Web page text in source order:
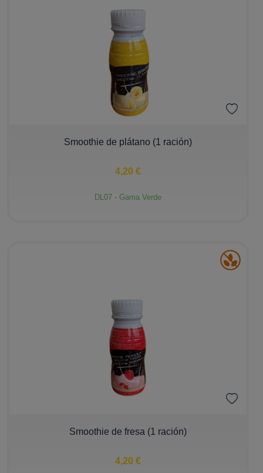
Smoothie de plátano (1 ración)
4,20 €
DL07 - Gama Verde
Smoothie de fresa (1 ración)
4,20 €